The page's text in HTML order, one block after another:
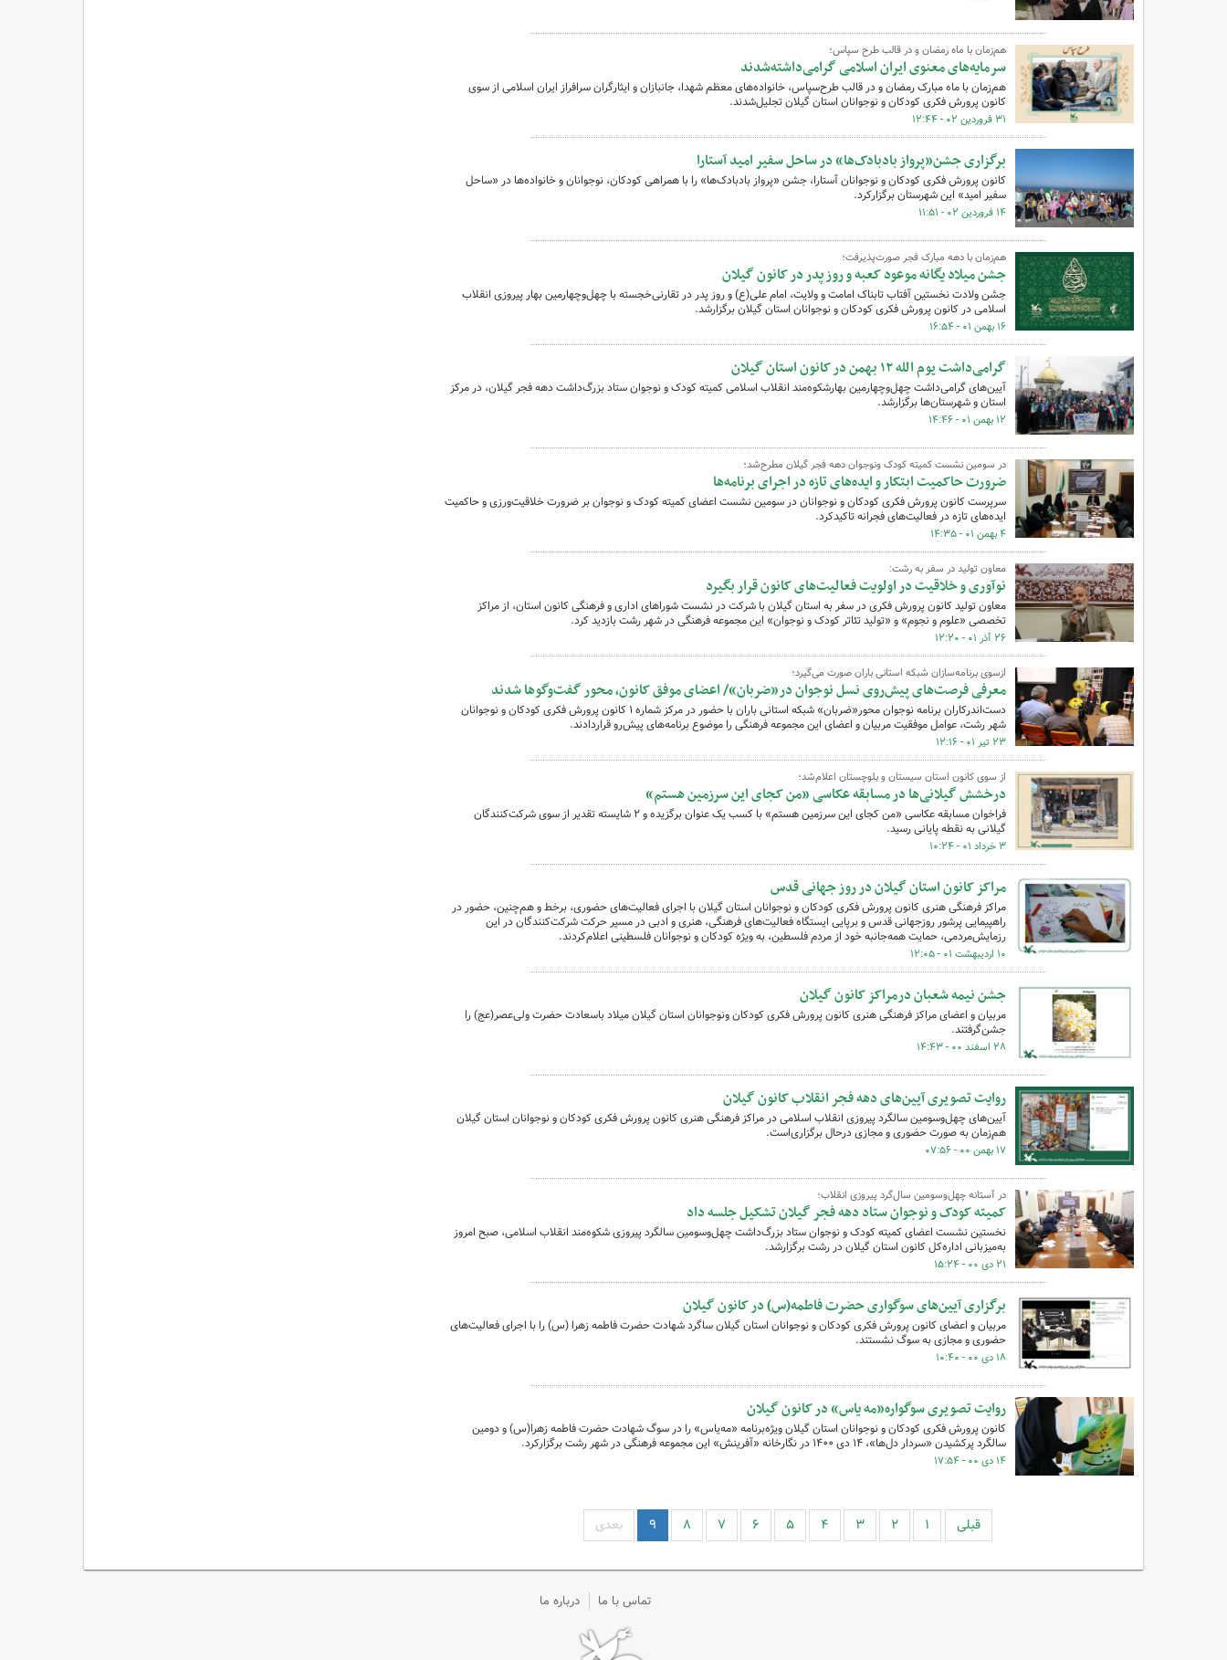
هم‌زمان با ماه رمضان و در قالب طرح سپاس؛
سرمایه‌های معنوی ایران اسلامی گرامی‌داشته‌شدند
هم‌زمان با ماه مبارک رمضان و در قالب طرح‌سپاس، خانواده‌های معظم شهدا، جانبازان و ایثارگران سرافراز ایران اسلامی از سوی
کانون پرورش فکری کودکان و نوجوانان استان گیلان تجلیل‌شدند.
۳۱ فروردین ۰۲ - ۱۲:۴۴
برگزاری جشن«پرواز بادبادک‌ها» در ساحل سفیر امید آستارا
کانون پرورش فکری کودکان و نوجوانان آستارا، جشن «پرواز بادبادک‌ها» را با همراهی کودکان، نوجوانان و خانواده‌ها در «ساحل
سفیر امید» این شهرستان برگزارکرد.
۱۴ فروردین ۰۲ - ۱۱:۵۱
هم‌زمان با دهه مبارک فجر صورت‌پذیرفت؛
جشن میلاد یگانه موعود کعبه و روز پدر در کانون گیلان
جشن ولادت نخستین آفتاب تابناک امامت و ولایت، امام علی(ع) و روز پدر در تقارنی‌خجسته با چهل‌وچهارمین بهار پیروزی انقلاب
اسلامی در کانون پرورش فکری کودکان و نوجوانان استان گیلان برگزارشد.
۱۶ بهمن ۰۱ - ۱۶:۵۴
گرامی‌داشت یوم الله ۱۲ بهمن در کانون استان گیلان
آیین‌های گرامی‌داشت چهل‌وچهارمین بهارشکوه‌مند انقلاب اسلامی کمیته کودک و نوجوان ستاد بزرگ‌داشت دهه فجر گیلان، در مرکز
استان و شهرستان‌ها برگزارشد.
۱۲ بهمن ۰۱ - ۱۴:۴۶
در سومین نشست کمیته کودک ونوجوان دهه فجر گیلان مطرح‌شد؛
ضرورت حاکمیت ابتکار و ایده‌های تازه در اجرای برنامه‌ها
سرپرست کانون پرورش فکری کودکان و نوجوانان در سومین نشست اعضای کمیته کودک و نوجوان بر ضرورت خلاقیت‌ورزی و حاکمیت
ایده‌های تازه در فعالیت‌های فجرانه تاکیدکرد.
۴ بهمن ۰۱ - ۱۴:۳۵
معاون تولید در سفر به رشت:
نوآوری و خلاقیت در اولویت فعالیت‌های کانون قرار بگیرد
معاون تولید کانون پرورش فکری در سفر به استان گیلان با شرکت در نشست شوراهای اداری و فرهنگی کانون استان، از مراکز
تخصصی «علوم و نجوم» و «تولید تئاتر کودک و نوجوان» این مجموعه فرهنگی در شهر رشت بازدید کرد.
۲۶ آذر ۰۱ - ۱۲:۲۰
ازسوی برنامه‌سازان شبکه استانی باران صورت می‌گیرد؛
معرفی فرصت‌های پیش‌روی نسل نوجوان در«ضربان»/ اعضای موفق کانون، محور گفت‌وگوها شدند
دست‌اندرکاران برنامه نوجوان‌ محور«ضربان» شبکه استانی باران با حضور در مرکز شماره ۱ کانون پرورش فکری کودکان و نوجوانان
شهر رشت، عوامل موفقیت مربیان و اعضای این مجموعه فرهنگی را موضوع برنامه‌های پیش‌رو قراردادند.
۲۳ تیر ۰۱ - ۱۲:۱۶
از سوی کانون استان سیستان و بلوچستان اعلام‌شد؛
درخشش گیلانی‌ها در مسابقه عکاسی «من کجای این سرزمین هستم»
فراخوان مسابقه عکاسی «من کجای این سرزمین هستم» با کسب یک عنوان برگزیده و ۲ شایسته تقدیر از سوی شرکت‌کنندگان
گیلانی به نقطه پایانی رسید.
۳ خرداد ۰۱ - ۱۰:۲۴
مراکز کانون استان گیلان در روز جهانی قدس
مراکز فرهنگی هنری کانون پرورش فکری کودکان و نوجوانان استان گیلان با اجرای فعالیت‌های حضوری، برخط و هم‌چنین، حضور در
راهپیمایی پرشور روزجهانی قدس و برپایی ایستگاه فعالیت‌های فرهنگی، هنری و ادبی در مسیر حرکت شرکت‌کنندگان در این
رزمایش‌مردمی، حمایت همه‌جانبه خود از مردم فلسطین، به ویژه کودکان و نوجوانان فلسطینی اعلام‌کردند.
۱۰ اردیبهشت ۰۱ - ۱۲:۰۵
جشن نیمه شعبان درمراکز کانون گیلان
مربیان و اعضای مراکز فرهنگی هنری کانون پرورش فکری کودکان ونوجوانان استان گیلان میلاد باسعادت حضرت ولی‌عصر(عج) را
جشن‌گرفتند.
۲۸ اسفند ۰۰ - ۱۴:۴۳
روایت تصویری آیین‌های دهه فجر انقلاب کانون گیلان
آیین‌های چهل‌وسومین سالگرد پیروزی انقلاب اسلامی در مراکز فرهنگی هنری کانون پرورش فکری کودکان و نوجوانان استان گیلان
هم‌زمان به صورت حضوری و مجازی درحال برگزاری‌است.
۱۷ بهمن ۰۰ - ۰۷:۵۶
در آستانه چهل‌وسومین سال‌گرد پیروزی انقلاب؛
کمیته کودک و نوجوان ستاد دهه فجر گیلان تشکیل جلسه ‌داد
نخستین نشست اعضای کمیته کودک و نوجوان ستاد بزرگ‌داشت چهل‌وسومین سالگرد پیروزی شکوه‌مند انقلاب اسلامی، صبح‌ امروز
به‌میزبانی اداره‌کل کانون استان گیلان در رشت برگزارشد.
۲۱ دی ۰۰ - ۱۵:۲۴
برگزاری آیین‌های سوگواری حضرت فاطمه(س) در کانون گیلان
مربیان و اعضای کانون پرورش فکری کودکان و نوجوانان استان گیلان ساگرد شهادت حضرت فاطمه زهرا (س) را با اجرای فعالیت‌های
حضوری و مجازی به سوگ نشستند.
۱۸ دی ۰۰ - ۱۰:۴۰
روایت تصویری سوگواره«مه یاس» در کانون گیلان
کانون پرورش فکری کودکان و نوجوانان استان گیلان ویژه‌برنامه «مه‌یاس» را در سوگ شهادت حضرت‌ فاطمه زهرا(س) و دومین
سالگرد پرکشیدن «سردار دل‌ها»، ۱۴ دی ۱۴۰۰ در نگارخانه «آفرینش» این مجموعه فرهنگی در شهر رشت برگزارکرد.
۱۴ دی ۰۰ - ۱۷:۵۴
قبلی ۱ ۲ ۳ ۴ ۵ ۶ ۷ ۸ ۹ بعدی
تماس با ما درباره ما